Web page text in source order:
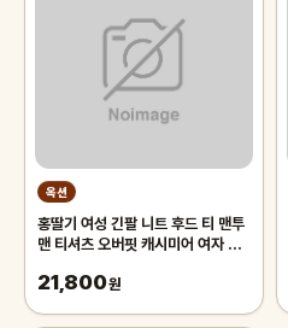
옥션
홍딸기 여성 긴팔 니트 후드 티 맨투
맨 티셔츠 오버핏 캐시미어 여자 봄
21,800원